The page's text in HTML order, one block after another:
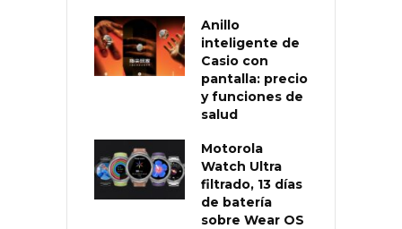
Anillo
inteligente de
Casio con
pantalla: precio
y funciones de
salud
Motorola
Watch Ultra
filtrado, 13 días
de batería
sobre Wear OS